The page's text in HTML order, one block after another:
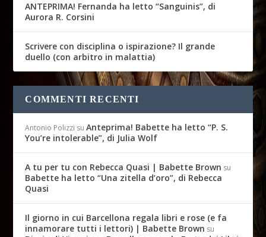
ANTEPRIMA! Fernanda ha letto “Sanguinis”, di
Aurora R. Corsini
Scrivere con disciplina o ispirazione? Il grande
duello (con arbitro in malattia)
COMMENTI RECENTI
Antonio Polizzi suAnteprima! Babette ha letto “P. S.
You’re intolerable”, di Julia Wolf
A tu per tu con Rebecca Quasi | Babette Brown su
Babette ha letto “Una zitella d’oro”, di Rebecca
Quasi
Il giorno in cui Barcellona regala libri e rose (e fa
innamorare tutti i lettori) | Babette Brown su